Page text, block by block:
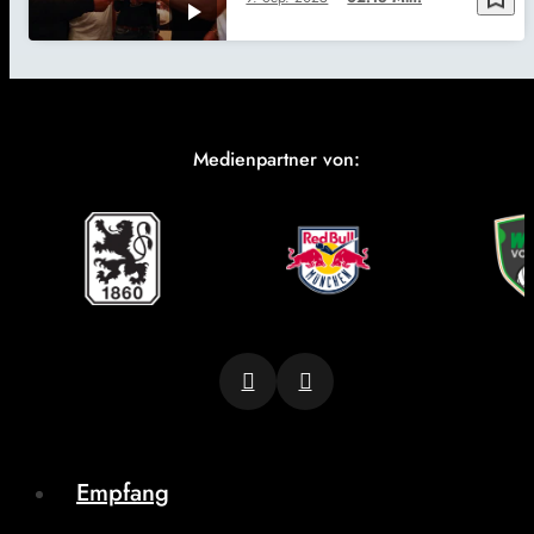
Medienpartner von:
Empfang